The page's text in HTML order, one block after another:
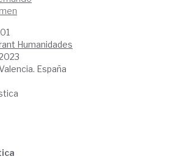
Humanidades
España